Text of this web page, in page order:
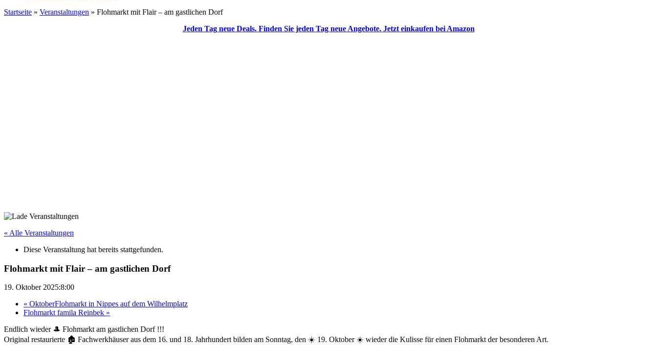
Startseite » Veranstaltungen » Flohmarkt mit Flair – am gastlichen Dorf
Jeden Tag neue Deals. Finden Sie jeden Tag neue Angebote. Jetzt einkaufen bei Amazon
« Alle Veranstaltungen
Diese Veranstaltung hat bereits stattgefunden.
Flohmarkt mit Flair – am gastlichen Dorf
19. Oktober 2025:8:00
« OktoberFlohmarkt in Nippes auf dem Wilhelmplatz
Flohmarkt famila Reinbek »
Endlich wieder 🎩 Flohmarkt am gastlichen Dorf !!!
Original restaurierte 🏚️ Fachwerkhäuser aus dem 16. und 18. Jahrhundert bilden am Sonntag, den ☀️ 19. Oktober ☀️ wieder die Kulisse für einen Flohmarkt der besonderen Art.